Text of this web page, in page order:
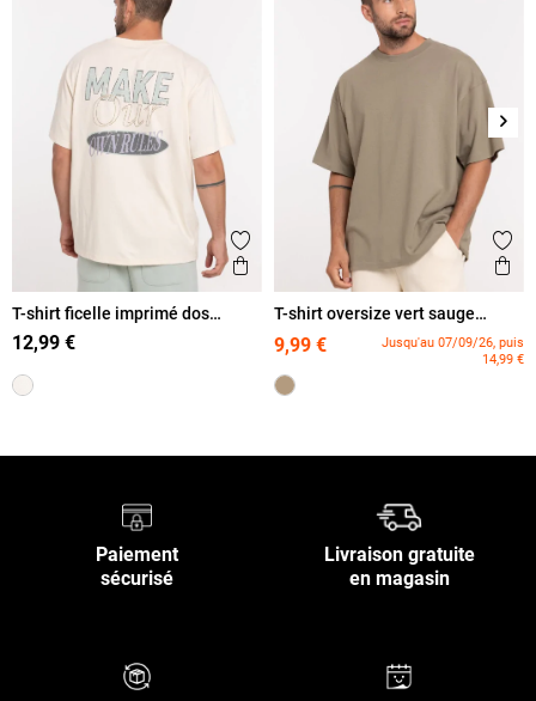
Ajouter aux favoris
Aperçu rapide
T-shirt ficelle imprimé dos
homme
12,99 €
T-shirt oversize vert sauge
homme
9,99 €
Jusqu'au 07/09/26, puis
14,99 €
Paiement
sécurisé
Livraison gratuite
en magasin